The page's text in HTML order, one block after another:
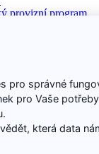
provizní program
pro správné
pro Vaše
která data